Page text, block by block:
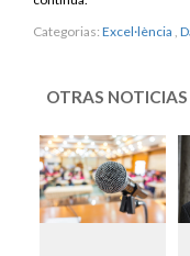
Categorias: Excel·lència
OTRAS NOTICIAS